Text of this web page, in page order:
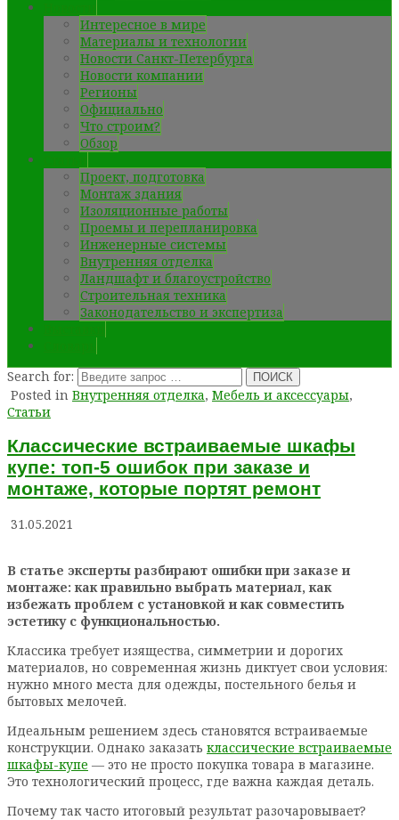
Интересное в мире
Материалы и технологии
Новости Санкт-Петербурга
Новости компании
Регионы
Официально
Что строим?
Обзор
Проект, подготовка
Монтаж здания
Изоляционные работы
Проемы и перепланировка
Инженерные системы
Внутренняя отделка
Ландшафт и благоустройство
Cтроительная техника
Законодательство и экспертиза
Search for:
Posted in Внутренняя отделка, Мебель и аксессуары,
Статьи
Классические встраиваемые шкафы
купе: топ-5 ошибок при заказе и
монтаже, которые портят ремонт
31.05.2021
В статье эксперты разбирают ошибки при заказе и
монтаже: как правильно выбрать материал, как
избежать проблем с установкой и как совместить
эстетику с функциональностью.
Классика требует изящества, симметрии и дорогих
материалов, но современная жизнь диктует свои условия:
нужно много места для одежды, постельного белья и
бытовых мелочей.
Идеальным решением здесь становятся встраиваемые
конструкции. Однако заказать классические встраиваемые
шкафы-купе — это не просто покупка товара в магазине.
Это технологический процесс, где важна каждая деталь.
Почему так часто итоговый результат разочаровывает?